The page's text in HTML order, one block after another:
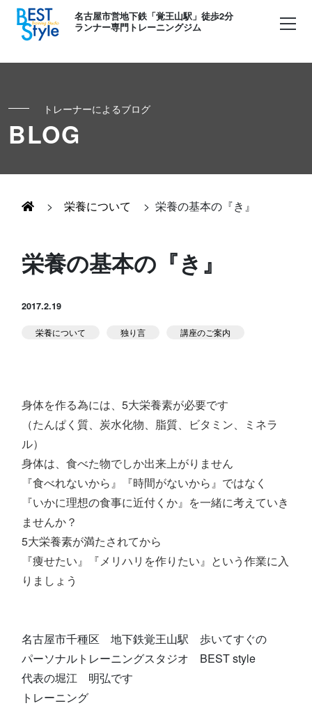
名古屋市営地下鉄「覚王山駅」徒歩2分
ランナー専門トレーニングジム
初めての方へ
お客様の声
よくある質問
足育
Runner's パーソナル
Runner's コーチング
Runner's ピラティス
キッズ・かけっこ
堀江のブログ スタジオ公式
KIDSかけっこ
アクセス
体験予約する TELする
トレーナーによるブログ
BLOG
> 栄養について > 栄養の基本の『き』
栄養の基本の『き』
2017.2.19
栄養について 独り言 講座のご案内
身体を作る為には、5大栄養素が必要です
（たんぱく質、炭水化物、脂質、ビタミン、ミネラ
ル）
身体は、食べた物でしか出来上がりません
『食べれないから』
『時間がないから』 ではなく
『いかに理想の食事に近付くか』を一緒に考えていき
ませんか？
5大栄養素が満たされてから
『痩せたい』『メリハリを作りたい』という作業に入
りましょう
名古屋市千種区 地下鉄覚王山駅 歩いてすぐの
パーソナルトレーニングスタジオ BEST style
代表の堀江 明弘です
トレーニング